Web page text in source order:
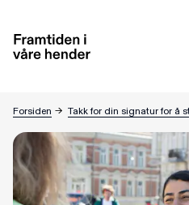
Forsiden → Takk for din signatur for å